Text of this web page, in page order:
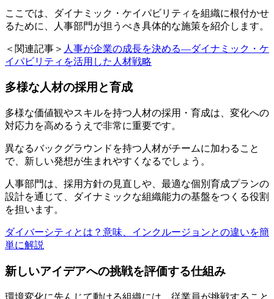
ここでは、ダイナミック・ケイパビリティを組織に根付かせ
るために、人事部門が担うべき具体的な施策を紹介します。
＜関連記事＞ 人事が企業の成長を決める―ダイナミック・ケ
イパビリティを活用した人材戦略
多様な人材の採用と育成
多様な価値観やスキルを持つ人材の採用・育成は、変化への
対応力を高めるうえで非常に重要です。
異なるバックグラウンドを持つ人材がチームに加わること
で、新しい発想が生まれやすくなるでしょう。
人事部門は、採用方針の見直しや、最適な個別育成プランの
設計を通じて、ダイナミックな組織能力の基盤をつくる役割
を担います。
ダイバーシティとは？意味、インクルージョンとの違いを簡
単に解説
新しいアイデアへの挑戦を評価する仕組み
環境変化に先んじて動ける組織には、従業員が挑戦すること